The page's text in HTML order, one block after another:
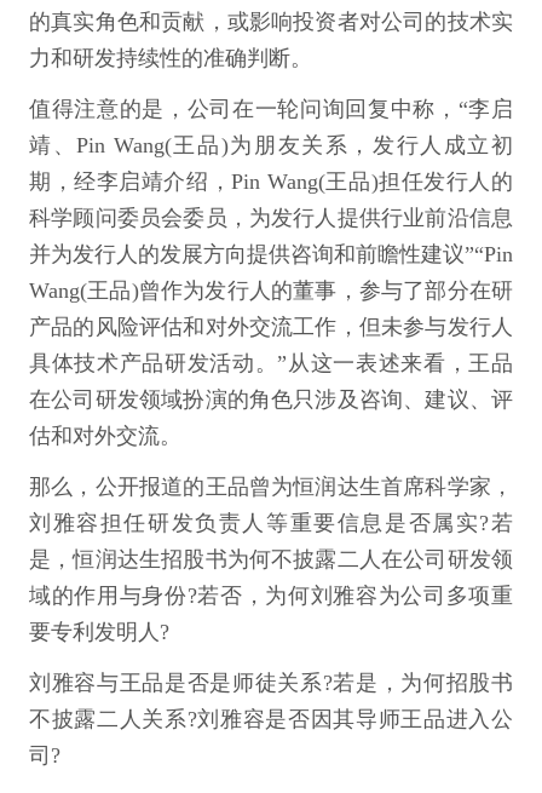
的真实角色和贡献，或影响投资者对公司的技术实
力和研发持续性的准确判断。
值得注意的是，公司在一轮问询回复中称，“李启
靖、Pin Wang(王品)为朋友关系，发行人成立初
期，经李启靖介绍，Pin Wang(王品)担任发行人的
科学顾问委员会委员，为发行人提供行业前沿信息
并为发行人的发展方向提供咨询和前瞻性建议”“Pin
Wang(王品)曾作为发行人的董事，参与了部分在研
产品的风险评估和对外交流工作，但未参与发行人
具体技术产品研发活动。”从这一表述来看，王品
在公司研发领域扮演的角色只涉及咨询、建议、评
估和对外交流。
那么，公开报道的王品曾为恒润达生首席科学家，
刘雅容担任研发负责人等重要信息是否属实?若
是，恒润达生招股书为何不披露二人在公司研发领
域的作用与身份?若否，为何刘雅容为公司多项重
要专利发明人?
刘雅容与王品是否是师徒关系?若是，为何招股书
不披露二人关系?刘雅容是否因其导师王品进入公
司?